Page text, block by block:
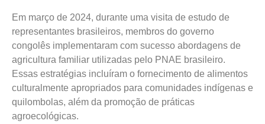
Em março de 2024, durante uma visita de estudo de
representantes brasileiros, membros do governo
congolês implementaram com sucesso abordagens de
agricultura familiar utilizadas pelo PNAE brasileiro.
Essas estratégias incluíram o fornecimento de alimentos
culturalmente apropriados para comunidades indígenas e
quilombolas, além da promoção de práticas
agroecológicas.